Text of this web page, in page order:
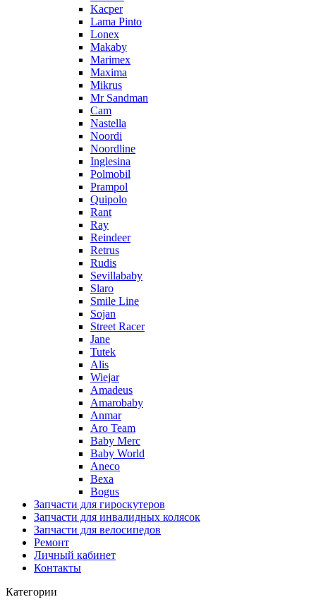
Kacper
Lama Pinto
Lonex
Makaby
Marimex
Maxima
Mikrus
Mr Sandman
Cam
Nastella
Noordi
Noordline
Inglesina
Polmobil
Prampol
Quipolo
Rant
Ray
Reindeer
Retrus
Rudis
Sevillababy
Slaro
Smile Line
Sojan
Street Racer
Jane
Tutek
Alis
Wiejar
Amadeus
Amarobaby
Anmar
Aro Team
Baby Merc
Baby World
Aneco
Bexa
Bogus
Запчасти для гироскутеров
Запчасти для инвалидных колясок
Запчасти для велосипедов
Ремонт
Личный кабинет
Контакты
Категории